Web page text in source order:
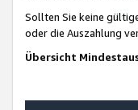
Sollten Sie keine
oder die Auszahlung
Übersicht